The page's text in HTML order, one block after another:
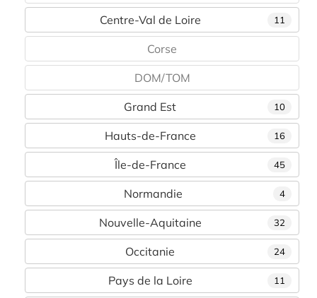
11
Centre-Val de Loire
Corse
DOM/TOM
10
Grand Est
16
Hauts-de-France
45
Île-de-France
4
Normandie
32
Nouvelle-Aquitaine
24
Occitanie
11
Pays de la Loire